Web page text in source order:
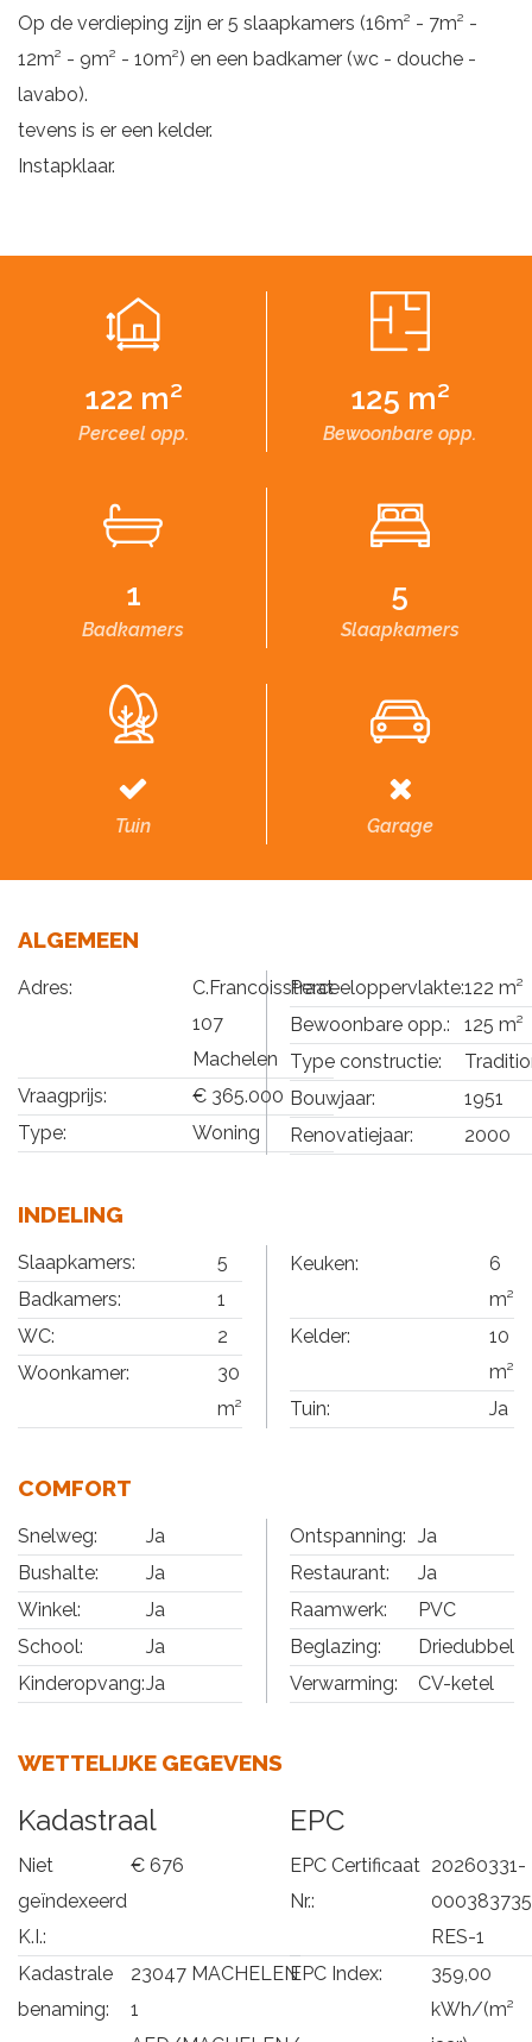
Op de verdieping zijn er 5 slaapkamers (16m² - 7m² -
12m² - 9m² - 10m²) en een badkamer (wc - douche -
lavabo).
tevens is er een kelder.
Instapklaar.
122 m²
Perceel opp.
125 m²
Bewoonbare opp.
1
Badkamers
5
Slaapkamers
Tuin Garage
ALGEMEEN
Adres:
C.Francoisstraat
107
Machelen
Vraagprijs:
€ 365.000
Type:
Woning
Perceeloppervlakte:122 m²
Bewoonbare opp.:
125 m²
Type constructie:
Bouwjaar:
1951
Renovatiejaar:
2000
INDELING
Slaapkamers:
5
Badkamers:
1
WC:
2
Woonkamer:
30
m²
Keuken:
6
m²
Kelder:
10
m²
Tuin:
Ja
COMFORT
Snelweg:
Ja
Bushalte:
Ja
Winkel:
Ja
School:
Ja
Kinderopvang:Ja
Ontspanning: Ja
Restaurant:
Ja
Raamwerk:
PVC
Beglazing:
Driedubbel
Verwarming:
CV-ketel
WETTELIJKE GEGEVENS
Kadastraal
Niet
geïndexeerd
K.I.:
€ 676
Kadastrale
benaming:
23047 MACHELEN
1
EPC
EPC Certificaat
Nr.:
20260331-
RES-1
EPC Index:
359,00
kWh/(m²